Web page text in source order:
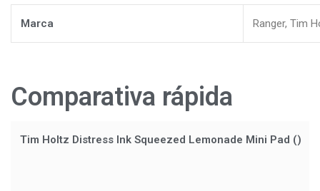
Marca Ranger, Tim
Comparativa rápida
Tim Holtz Distress Ink Squeezed Lemonade Mini Pad ()